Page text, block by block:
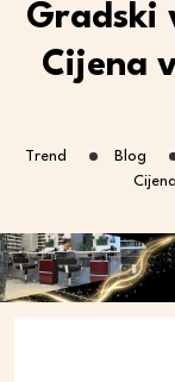
Gradski
Cijena
Trend Blog